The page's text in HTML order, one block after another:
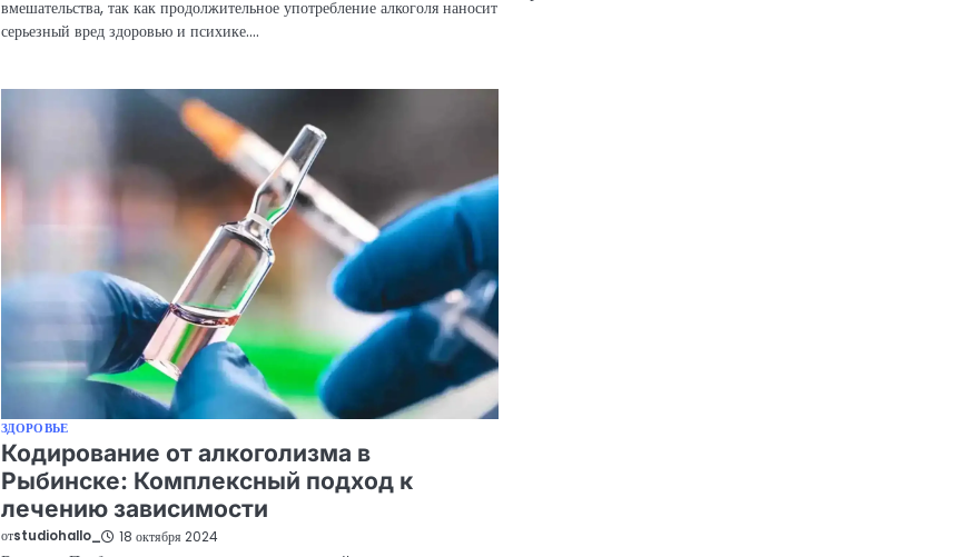
вмешательства, так как продолжительное употребление алкоголя наносит
серьезный вред здоровью и психике.…
ЗДОРОВЬЕ
Кодирование от алкоголизма в
Рыбинске: Комплексный подход к
лечению зависимости
отstudiohallo_ 18 октября 2024